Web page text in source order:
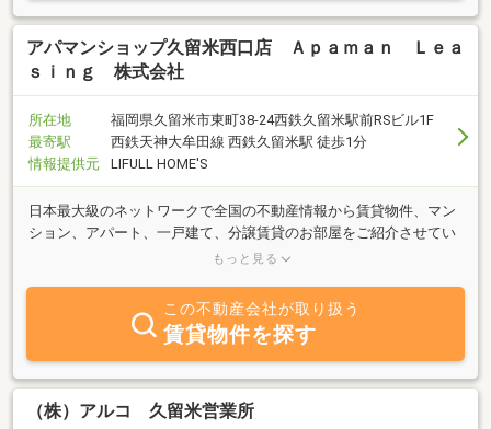
アパマンショップ久留米西口店 Ａｐａｍａｎ Ｌｅａ
ｓｉｎｇ 株式会社
所在地
福岡県久留米市東町38-24西鉄久留米駅前RSビル1F
最寄駅
西鉄天神大牟田線 西鉄久留米駅 徒歩1分
情報提供元
LIFULL HOME'S
日本最大級のネットワークで全国の不動産情報から賃貸物件、マン
ション、アパート、一戸建て、分譲賃貸のお部屋をご紹介させてい
ただきます。お客様の「理想のお部屋探し」を精一杯サポートさせ
もっと見る
この不動産会社が取り扱う
賃貸物件を探す
（株）アルコ 久留米営業所